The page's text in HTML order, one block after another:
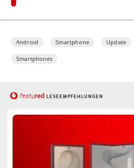
Android Smartphone Update
Smartphones
featured LESEEMPFEHLUNGEN